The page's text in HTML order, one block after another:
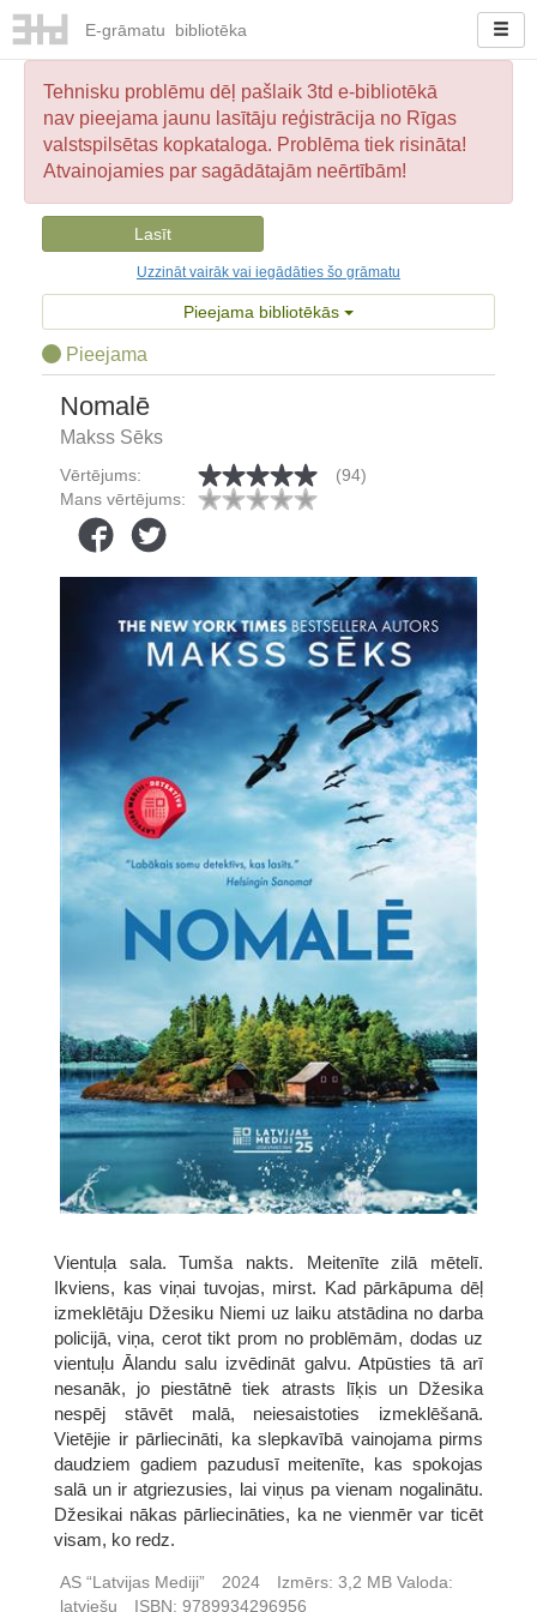
E-grāmatu bibliotēka
Tehnisku problēmu dēļ pašlaik 3td e-bibliotēkā
nav pieejama jaunu lasītāju reģistrācija no Rīgas
valstspilsētas kopkataloga. Problēma tiek risināta!
Atvainojamies par sagādātajām neērtībām!
Lasīt
Uzzināt vairāk vai iegādāties šo grāmatu
Pieejama bibliotēkās
Pieejama
Nomalē
Makss Sēks
Vērtējums:
(94)
Mans vērtējums:
Vientuļa sala. Tumša nakts. Meitenīte zilā mētelī.
Ikviens, kas viņai tuvojas, mirst. Kad pārkāpuma dēļ
izmeklētāju Džesiku Niemi uz laiku atstādina no darba
policijā, viņa, cerot tikt prom no problēmām, dodas uz
vientuļu Ālandu salu izvēdināt galvu. Atpūsties tā arī
nesanāk, jo piestātnē tiek atrasts līķis un Džesika
nespēj stāvēt malā, neiesaistoties izmeklēšanā.
Vietējie ir pārliecināti, ka slepkavībā vainojama pirms
daudziem gadiem pazudusī meitenīte, kas spokojas
salā un ir atgriezusies, lai viņus pa vienam nogalinātu.
Džesikai nākas pārliecināties, ka ne vienmēr var ticēt
visam, ko redz.
AS “Latvijas Mediji” 2024 Izmērs: 3,2 MB Valoda:
latviešu
ISBN: 9789934296956